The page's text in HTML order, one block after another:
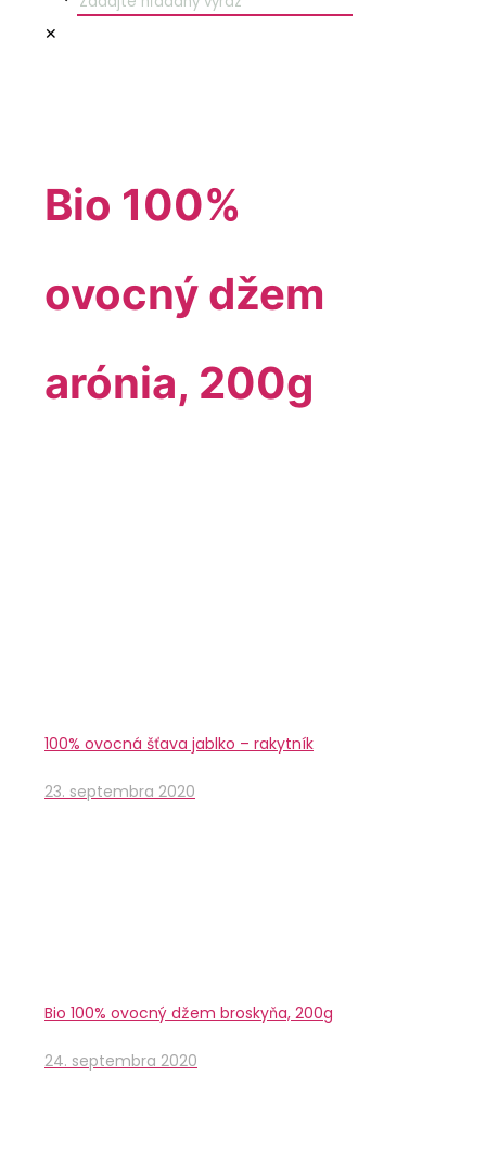
✕
Bio 100%
ovocný džem
arónia, 200g
100% ovocná šťava jablko – rakytník
23. septembra 2020
Bio 100% ovocný džem broskyňa, 200g
24. septembra 2020